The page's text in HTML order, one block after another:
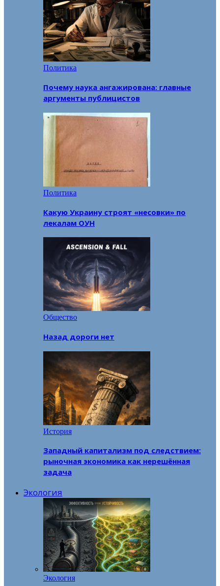
Политика
Почему наука ангажирована: главные
аргументы публицистов
Политика
Какую Украину строят «несовки» по
лекалам ОУН
Общество
Назад дороги нет
История
Западный капитализм под следствием:
рыночная экономика как нерешённая
задача
Экология
Экология